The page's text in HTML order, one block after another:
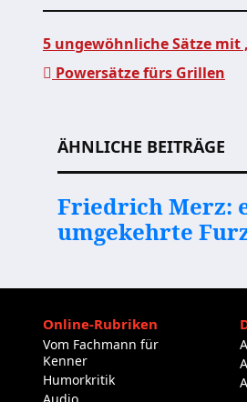
5 ungewöhnliche Sätze
Powersätze fürs Grillen
ÄHNLICHE BEITRÄGE
Friedrich Merz:
umgekehrte
Online-Rubriken
Vom Fachmann für
Kenner
Humorkritik